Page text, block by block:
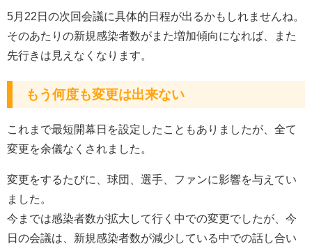
5月22日の次回会議に具体的日程が出るかもしれませんね。
そのあたりの新規感染者数がまた増加傾向になれば、また
先行きは見えなくなります。
もう何度も変更は出来ない
これまで最短開幕日を設定したこともありましたが、全て
変更を余儀なくされました。
変更をするたびに、球団、選手、ファンに影響を与えてい
ました。
今までは感染者数が拡大して行く中での変更でしたが、今
日の会議は、新規感染者数が減少している中での話し合い